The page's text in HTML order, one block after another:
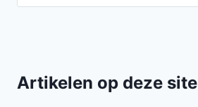
IK
Artikelen op deze site